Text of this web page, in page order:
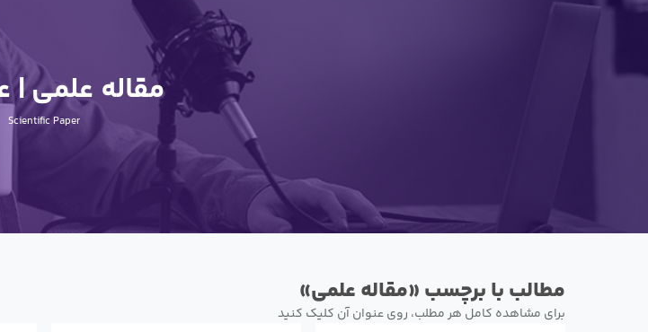
مقاله علمی |
Scientific Paper
مطالب با برچسب «مقاله علمی»
برای مشاهده کامل هر مطلب، روی عنوان آن کلیک کنید